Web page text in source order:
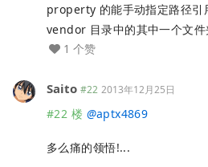
property 的能手动指定路径
vendor 目录中的其中一个文件
1 个赞
Saito #22 2013年12月25日
#22 楼 @aptx4869
多么痛的领悟!...